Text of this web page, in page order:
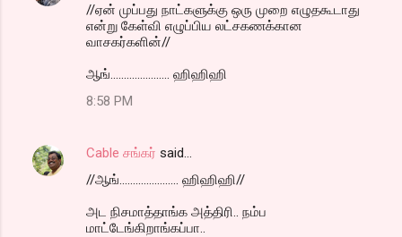
//ஏன் முப்பது நாட்களுக்கு ஒரு முறை எழுதகூடாது
என்று கேள்வி எழுப்பிய லட்சகணக்கான
வாசகர்களின்//
ஆங்...................... ஹிஹிஹி
8:58 PM
Cable சங்கர் said…
//ஆங்...................... ஹிஹிஹி//
அட நிசமாத்தாங்க அத்திரி.. நம்ப
மாட்டேங்கிறாங்கப்பா..